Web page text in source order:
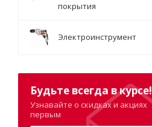
покрытия
Электроинструмент
Будьте всегда в курсе!
Узнавайте о скидках и акциях
первым